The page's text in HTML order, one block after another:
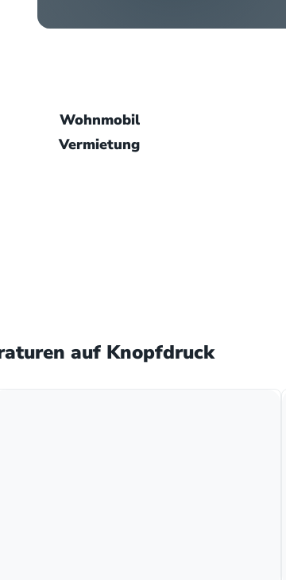
Wohnmobil
Vermietung
auf Knopfdruck